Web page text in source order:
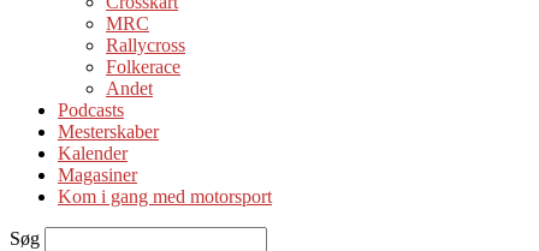
MRC
Rallycross
Folkerace
Andet
Podcasts
Mesterskaber
Kalender
Magasiner
Kom i gang med motorsport
Søg